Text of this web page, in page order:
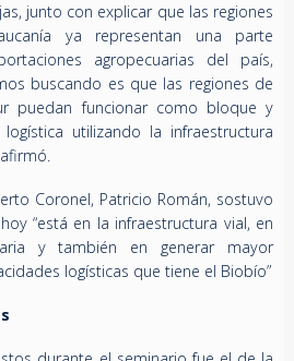
junto con explicar que las regiones
ya representan una parte
agropecuarias del país,
buscando es que las regiones de
puedan funcionar como bloque y
utilizando la infraestructura
Coronel, Patricio Román, sostuvo
“está en la infraestructura vial, en
y también en generar mayor
logísticas que tiene el Biobío”